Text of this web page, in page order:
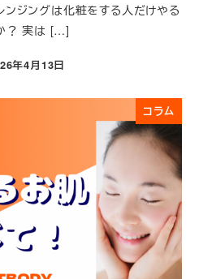
ンジングは化粧をする人だけやる
？ 実は […]
日
年4月13日
コラム